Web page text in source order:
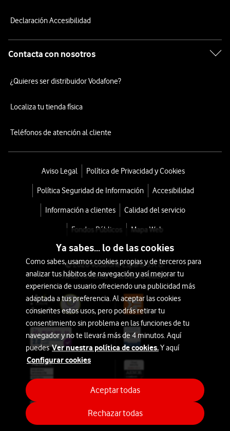
Declaración Accesibilidad
Contacta con nosotros
¿Quieres ser distribuidor Vodafone?
Localiza tu tienda física
Teléfonos de atención al cliente
Aviso Legal Política de Privacidad y Cookies
Política Seguridad de Información Accesibilidad
Información a clientes Calidad del servicio
Fondos Públicos Mapa Web
© 2026 Vodafone España S.A.U.
Avda. América 115, 28042 Madrid
Ya sabes... lo de las cookies
Como sabes, usamos cookies propias y de terceros para
analizar tus hábitos de navegación y así mejorar tu
experiencia de usuario ofreciendo una publicidad más
adaptada a tus preferencia. Al aceptar las cookies
consientes estos usos, pero podrás retirar tu
consentimiento sin problema en las funciones de tu
navegador y no te llevará más de 4 minutos. Aquí
puedesVer nuestra política de cookies.Y aquí
Configurar cookies
Rechazar todas
Aceptar todas